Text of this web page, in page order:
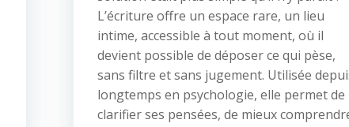
L’écriture offre un espace rare, un lieu
intime, accessible à tout moment, où il
devient possible de déposer ce qui pèse,
sans filtre et sans jugement. Utilisée
longtemps en psychologie, elle permet de
clarifier ses pensées, de mieux